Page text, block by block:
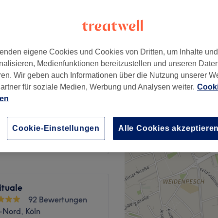
ab 25 €
20 €
92 Bewertungen
Köln
eigene Cookies und Cookies von Dritten, um Inhalte
Medienfunktionen bereitzustellen und unseren
Wir geben auch Informationen über die Nutzung unserer
für soziale Medien, Werbung und Analysen weiter.
Cookie-Einstellungen Alle Cookies akzeptieren